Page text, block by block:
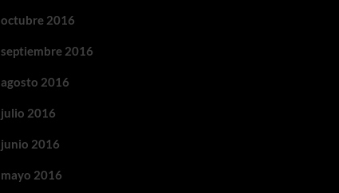
octubre 2016
septiembre 2016
agosto 2016
julio 2016
junio 2016
mayo 2016